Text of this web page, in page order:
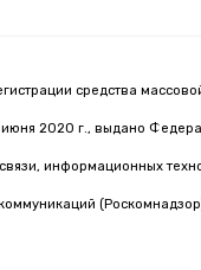
средства
июня 2020 г., выдано
информационных